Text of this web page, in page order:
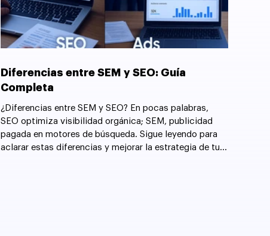
Diferencias entre SEM y SEO: Guía
Completa
¿Diferencias entre SEM y SEO? En pocas palabras,
SEO optimiza visibilidad orgánica; SEM, publicidad
pagada en motores de búsqueda. Sigue leyendo para
aclarar estas diferencias y mejorar la estrategia de tu